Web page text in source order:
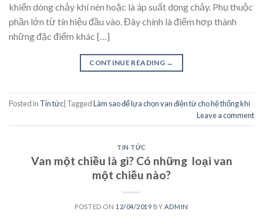
khiển dòng chảy khí nén hoặc là áp suất dọng chảy. Phụ thuộc
phần lớn từ tín hiệu đầu vào. Đây chính là điểm hợp thành
những đặc điểm khác […]
CONTINUE READING →
Posted in Tin tức TaggedLàm sao để lựa chọn van điện từ cho hệ thống khí
Leave a comment
TIN TỨC
Van một chiều là gì? Có những loại van
một chiều nào?
POSTED ON 12/04/2019 BY ADMIN